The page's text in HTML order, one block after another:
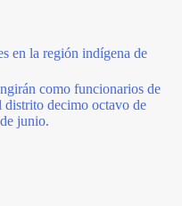
en la región indígena de
como funcionarios de
distrito decimo octavo de
junio.